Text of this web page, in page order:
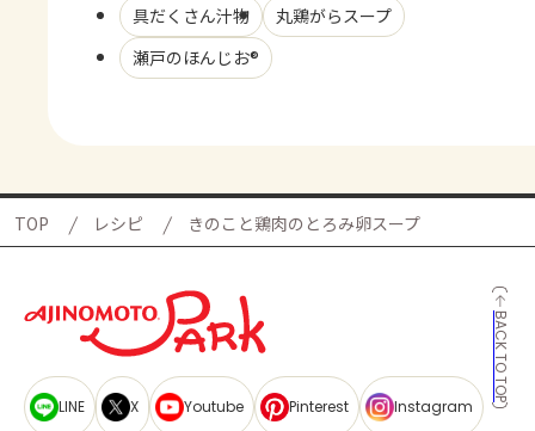
具だくさん汁物
丸鶏がらスープ
瀬戸のほんじお®
TOP レシピ きのこと鶏肉のとろみ卵スープ
BACK TO TOP
LINE X Youtube Pinterest Instagram